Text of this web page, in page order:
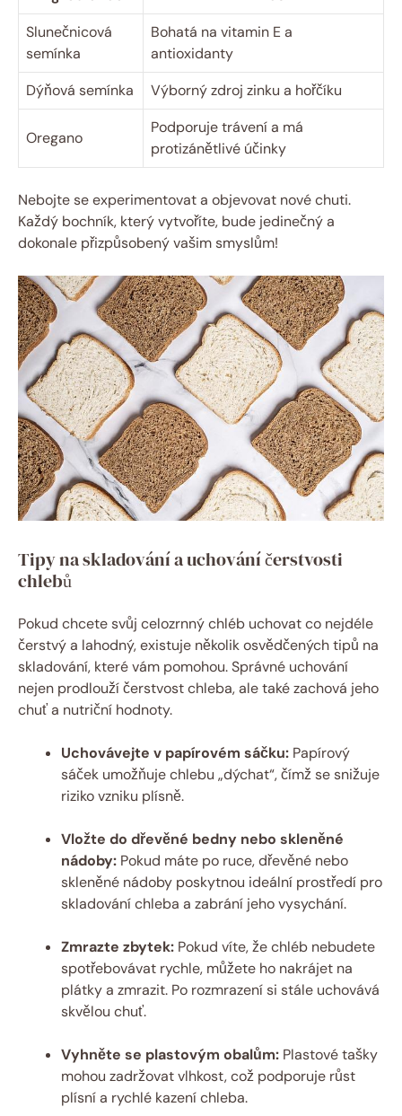
Slunečnicová
semínka
Bohatá na vitamin E a
antioxidanty
Dýňová semínka
Výborný zdroj zinku a hořčíku
Oregano
Podporuje trávení a má
protizánětlivé účinky
Nebojte se experimentovat a objevovat nové chuti.
Každý bochník, který vytvoříte, bude jedinečný a
dokonale přizpůsobený vašim smyslům!
Tipy na skladování a uchování čerstvosti
chlebů
Pokud chcete svůj celozrnný chléb uchovat co nejdéle
čerstvý a lahodný, existuje několik osvědčených tipů na
skladování, které vám pomohou. Správné uchování
nejen prodlouží čerstvost chleba, ale také zachová jeho
chuť a nutriční hodnoty.
Uchovávejte v papírovém sáčku: Papírový
sáček umožňuje chlebu „dýchat“, čímž se snižuje
riziko vzniku plísně.
Vložte do dřevěné bedny nebo skleněné
nádoby: Pokud máte po ruce, dřevěné nebo
skleněné nádoby poskytnou ideální prostředí pro
skladování chleba a zabrání jeho vysychání.
Zmrazte zbytek: Pokud víte, že chléb nebudete
spotřebovávat rychle, můžete ho nakrájet na
plátky a zmrazit. Po rozmrazení si stále uchovává
skvělou chuť.
Vyhněte se plastovým obalům: Plastové tašky
mohou zadržovat vlhkost, což podporuje růst
plísní a rychlé kazení chleba.